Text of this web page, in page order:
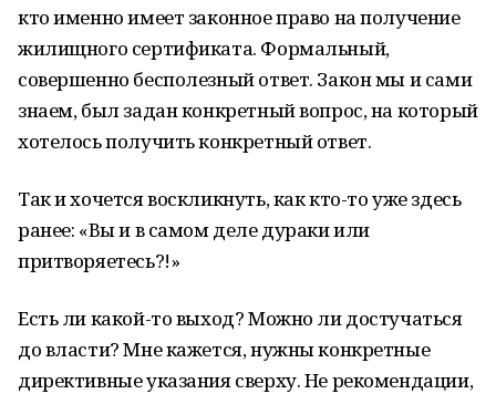
кто именно имеет законное право на получение
жилищного сертификата. Формальный,
совершенно бесполезный ответ. Закон мы и сами
знаем, был задан конкретный вопрос, на который
хотелось получить конкретный ответ.
Так и хочется воскликнуть, как кто-то уже здесь
ранее: «Вы и в самом деле дураки или
притворяетесь?!»
Есть ли какой-то выход? Можно ли достучаться
до власти? Мне кажется, нужны конкретные
директивные указания сверху. Не рекомендации,